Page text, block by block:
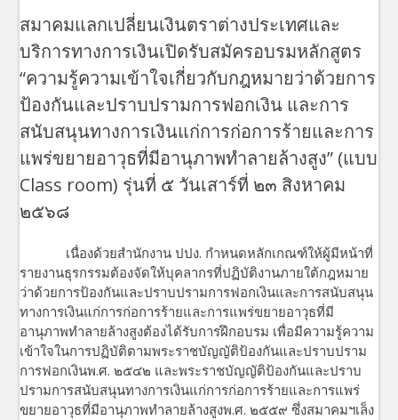
สมาคมแลกเปลี่ยนเงินตราต่างประเทศและ
บริการทางการเงินเปิดรับสมัครอบรมหลักสูตร
“ความรู้ความเข้าใจเกี่ยวกับกฎหมายว่าด้วยการ
ป้องกันและปราบปรามการฟอกเงิน และการ
สนับสนุนทางการเงินแก่การก่อการร้ายและการ
แพร่ขยายอาวุธที่มีอานุภาพทำลายล้างสูง” (แบบ
Class room) รุ่นที่ ๕ วันเสาร์ที่ ๒๓ สิงหาคม
๒๕๖๘
เนื่องด้วยสำนักงาน ปปง. กำหนดหลักเกณฑ์ให้ผู้มีหน้าที่
รายงานธุรกรรมต้องจัดให้บุคลากรที่ปฏิบัติงานภายใต้กฎหมาย
ว่าด้วยการป้องกันและปราบปรามการฟอกเงินและการสนับสนุน
ทางการเงินแก่การก่อการร้ายและการแพร่ขยายอาวุธที่มี
อานุภาพทำลายล้างสูงต้องได้รับการฝึกอบรม เพื่อมีความรู้ความ
เข้าใจในการปฏิบัติตามพระราชบัญญัติป้องกันและปราบปราม
การฟอกเงินพ.ศ. ๒๕๔๒ และพระราชบัญญัติป้องกันและปราบ
ปรามการสนับสนุนทางการเงินแก่การก่อการร้ายและการแพร่
ขยายอาวุธที่มีอานุภาพทำลายล้างสูงพ.ศ. ๒๕๕๙ ซึ่งสมาคมฯเล็ง